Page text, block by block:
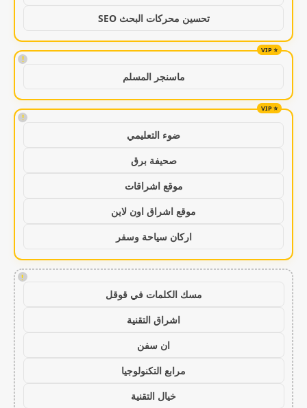
تحسين محركات البحث SEO
!
ماسنجر المسلم
!
ضوء التعليمي
صحيفة برق
موقع اشراقات
موقع اشراق اون لاين
اركان سياحة وسفر
!
مسك الكلمات في قوقل
اشراق التقنية
ان سفن
مرابع التكنولوجيا
خيال التقنية